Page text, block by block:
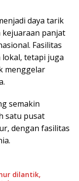
daya tarik
kejuaraan panjat
Fasilitas
tetapi juga
menggelar
semakin
satu pusat
dengan fasilitas
dilantik,